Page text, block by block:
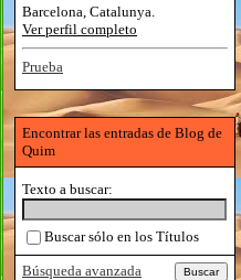
Barcelona, Catalunya.
Ver perfil completo
Prueba
Encontrar las entradas de Blog de
Quim
Texto a buscar:
Buscar sólo en los Títulos
Búsqueda avanzada